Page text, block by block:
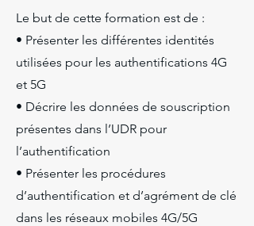
Le but de cette formation est de :
• Présenter les différentes identités
utilisées pour les authentifications 4G
et 5G
• Décrire les données de souscription
présentes dans l’UDR pour
l’authentification
• Présenter les procédures
d’authentification et d’agrément de clé
dans les réseaux mobiles 4G/5G